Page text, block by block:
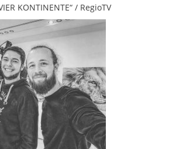
KONTINENTE“ / RegioTV